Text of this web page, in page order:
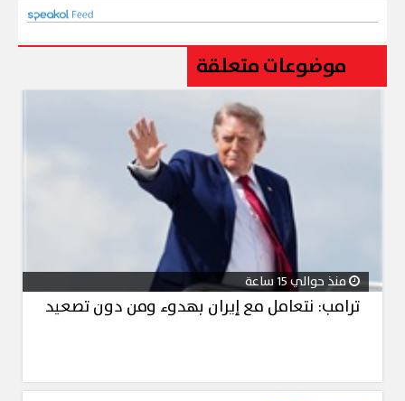
موضوعات متعلقة
منذ حوالي 15 ساعة
ترامب: نتعامل مع إيران بهدوء ومن دون تصعيد